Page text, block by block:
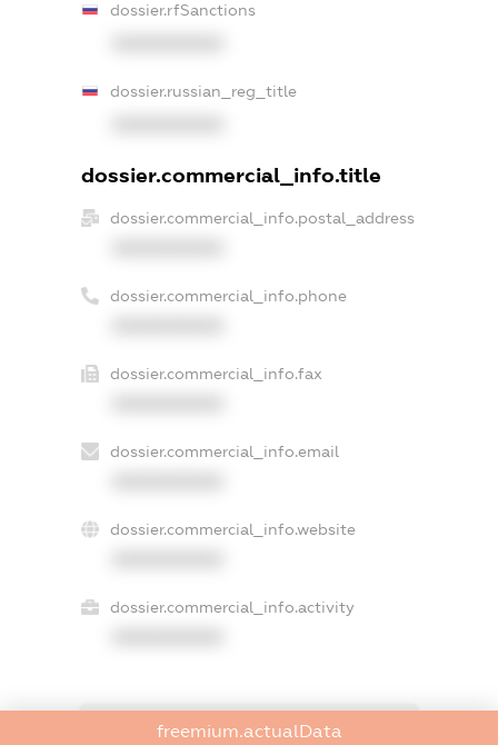
dossier.rfSanctions
dossier.russian_reg_title
dossier.commercial_info.title
dossier.commercial_info.postal_address
dossier.commercial_info.phone
dossier.commercial_info.fax
dossier.commercial_info.email
dossier.commercial_info.website
dossier.commercial_info.activity
freemium.exampleText_1
freemium.actualData